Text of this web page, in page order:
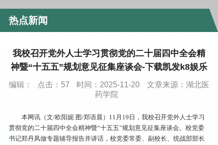
热点新闻
我校召开党外人士学习贯彻党的二十届四中全会精
神暨“十五五”规划意见征集座谈会-下载凯发k8娱乐
编辑： 点击： 57 时间：2025-11-20
文章来源：湖北医
药学院
本网讯（文/欧阳妮 图/郑语晨）11月19日，我校召开党外人士学习
贯彻党的二十届四中全会精神暨“十五五”规划意见征集座谈会。校党委
书记郑丹凤做专题辅导报告并讲话，校党委常委、副校长、统战部部长